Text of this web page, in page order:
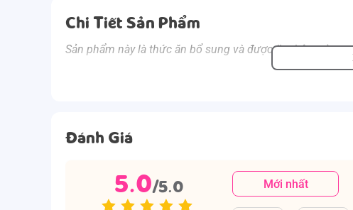
Chi Tiết Sản Phẩm
Sản phẩm này là thức ăn bổ sung và được ăn thêm cùng
Đánh Giá
5.0/5.0 Mới nhất